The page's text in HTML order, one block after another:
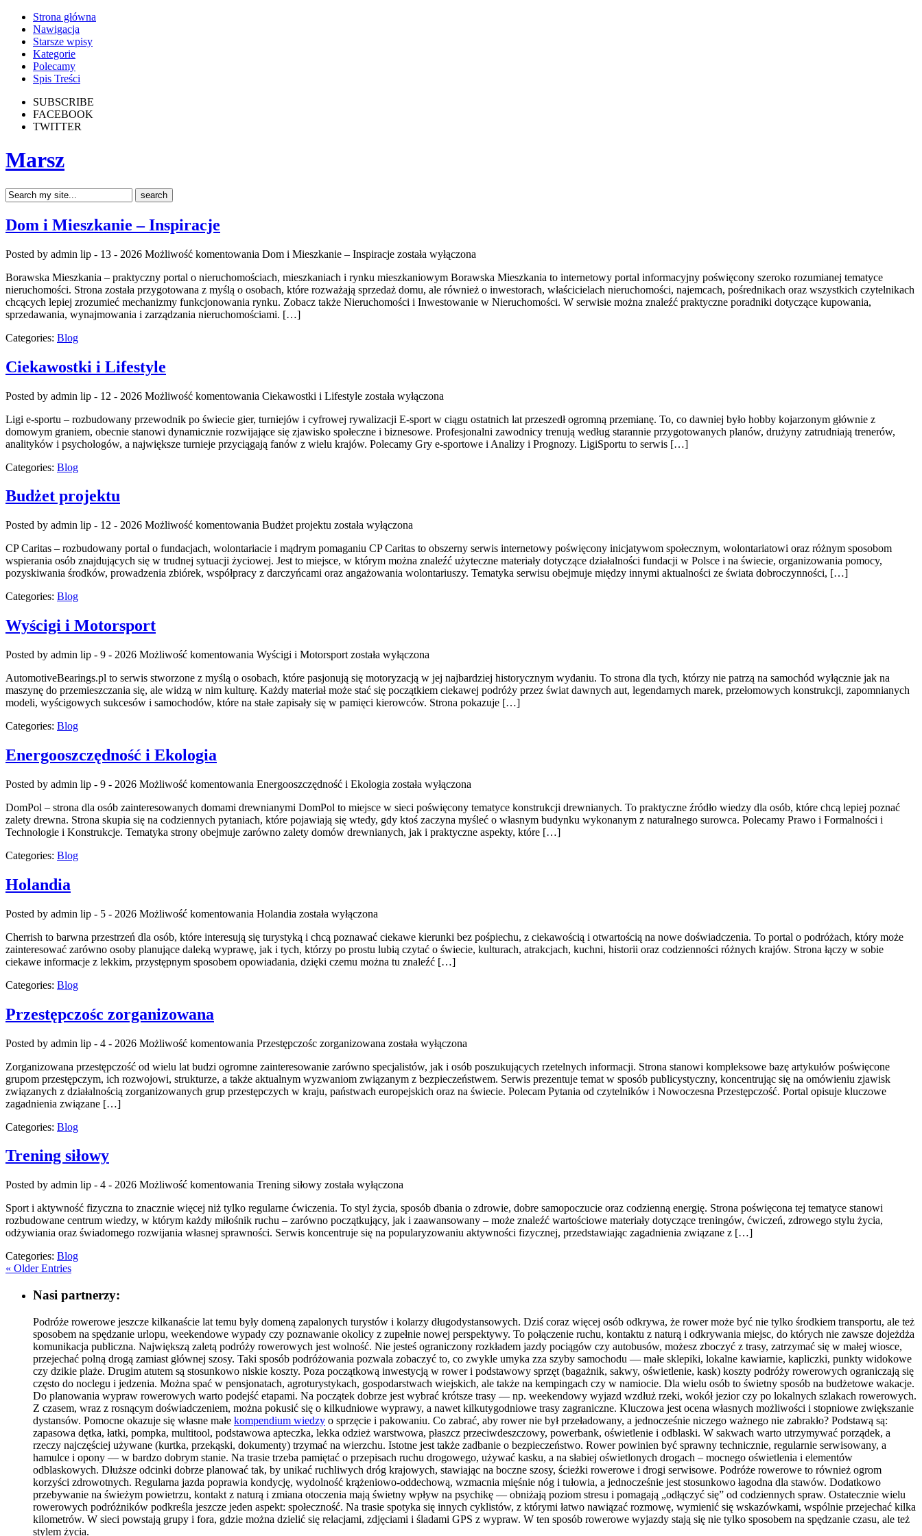
Strona główna
Nawigacja
Starsze wpisy
Kategorie
Polecamy
Spis Treści
SUBSCRIBE
FACEBOOK
TWITTER
Marsz
Dom i Mieszkanie – Inspiracje
Posted by admin lip - 13 - 2026 Możliwość komentowania Dom i Mieszkanie – Inspiracje została wyłączona
Borawska Mieszkania – praktyczny portal o nieruchomościach, mieszkaniach i rynku mieszkaniowym Borawska Mieszkania to internetowy portal informacyjny poświęcony szeroko rozumianej tematyce
nieruchomości. Strona została przygotowana z myślą o osobach, które rozważają sprzedaż domu, ale również o inwestorach, właścicielach nieruchomości, najemcach, pośrednikach oraz wszystkich czytelnikach
chcących lepiej zrozumieć mechanizmy funkcjonowania rynku. Zobacz także Nieruchomości i Inwestowanie w Nieruchomości. W serwisie można znaleźć praktyczne poradniki dotyczące kupowania,
sprzedawania, wynajmowania i zarządzania nieruchomościami. […]
Categories: Blog
Ciekawostki i Lifestyle
Posted by admin lip - 12 - 2026 Możliwość komentowania Ciekawostki i Lifestyle została wyłączona
Ligi e-sportu – rozbudowany przewodnik po świecie gier, turniejów i cyfrowej rywalizacji E-sport w ciągu ostatnich lat przeszedł ogromną przemianę. To, co dawniej było hobby kojarzonym głównie z
domowym graniem, obecnie stanowi dynamicznie rozwijające się zjawisko społeczne i biznesowe. Profesjonalni zawodnicy trenują według starannie przygotowanych planów, drużyny zatrudniają trenerów,
analityków i psychologów, a największe turnieje przyciągają fanów z wielu krajów. Polecamy Gry e-sportowe i Analizy i Prognozy. LigiSportu to serwis […]
Categories: Blog
Budżet projektu
Posted by admin lip - 12 - 2026 Możliwość komentowania Budżet projektu została wyłączona
CP Caritas – rozbudowany portal o fundacjach, wolontariacie i mądrym pomaganiu CP Caritas to obszerny serwis internetowy poświęcony inicjatywom społecznym, wolontariatowi oraz różnym sposobom
wspierania osób znajdujących się w trudnej sytuacji życiowej. Jest to miejsce, w którym można znaleźć użyteczne materiały dotyczące działalności fundacji w Polsce i na świecie, organizowania pomocy,
pozyskiwania środków, prowadzenia zbiórek, współpracy z darczyńcami oraz angażowania wolontariuszy. Tematyka serwisu obejmuje między innymi aktualności ze świata dobroczynności, […]
Categories: Blog
Wyścigi i Motorsport
Posted by admin lip - 9 - 2026 Możliwość komentowania Wyścigi i Motorsport została wyłączona
AutomotiveBearings.pl to serwis stworzone z myślą o osobach, które pasjonują się motoryzacją w jej najbardziej historycznym wydaniu. To strona dla tych, którzy nie patrzą na samochód wyłącznie jak na
maszynę do przemieszczania się, ale widzą w nim kulturę. Każdy materiał może stać się początkiem ciekawej podróży przez świat dawnych aut, legendarnych marek, przełomowych konstrukcji, zapomnianych
modeli, wyścigowych sukcesów i samochodów, które na stałe zapisały się w pamięci kierowców. Strona pokazuje […]
Categories: Blog
Energooszczędność i Ekologia
Posted by admin lip - 9 - 2026 Możliwość komentowania Energooszczędność i Ekologia została wyłączona
DomPol – strona dla osób zainteresowanych domami drewnianymi DomPol to miejsce w sieci poświęcony tematyce konstrukcji drewnianych. To praktyczne źródło wiedzy dla osób, które chcą lepiej poznać
zalety drewna. Strona skupia się na codziennych pytaniach, które pojawiają się wtedy, gdy ktoś zaczyna myśleć o własnym budynku wykonanym z naturalnego surowca. Polecamy Prawo i Formalności i
Technologie i Konstrukcje. Tematyka strony obejmuje zarówno zalety domów drewnianych, jak i praktyczne aspekty, które […]
Categories: Blog
Holandia
Posted by admin lip - 5 - 2026 Możliwość komentowania Holandia została wyłączona
Cherrish to barwna przestrzeń dla osób, które interesują się turystyką i chcą poznawać ciekawe kierunki bez pośpiechu, z ciekawością i otwartością na nowe doświadczenia. To portal o podróżach, który może
zainteresować zarówno osoby planujące daleką wyprawę, jak i tych, którzy po prostu lubią czytać o świecie, kulturach, atrakcjach, kuchni, historii oraz codzienności różnych krajów. Strona łączy w sobie
ciekawe informacje z lekkim, przystępnym sposobem opowiadania, dzięki czemu można tu znaleźć […]
Categories: Blog
Przestępczośc zorganizowana
Posted by admin lip - 4 - 2026 Możliwość komentowania Przestępczośc zorganizowana została wyłączona
Zorganizowana przestępczość od wielu lat budzi ogromne zainteresowanie zarówno specjalistów, jak i osób poszukujących rzetelnych informacji. Strona stanowi kompleksowe bazę artykułów poświęcone
grupom przestępczym, ich rozwojowi, strukturze, a także aktualnym wyzwaniom związanym z bezpieczeństwem. Serwis prezentuje temat w sposób publicystyczny, koncentrując się na omówieniu zjawisk
związanych z działalnością zorganizowanych grup przestępczych w kraju, państwach europejskich oraz na świecie. Polecam Pytania od czytelników i Nowoczesna Przestępczość. Portal opisuje kluczowe
zagadnienia związane […]
Categories: Blog
Trening siłowy
Posted by admin lip - 4 - 2026 Możliwość komentowania Trening siłowy została wyłączona
Sport i aktywność fizyczna to znacznie więcej niż tylko regularne ćwiczenia. To styl życia, sposób dbania o zdrowie, dobre samopoczucie oraz codzienną energię. Strona poświęcona tej tematyce stanowi
rozbudowane centrum wiedzy, w którym każdy miłośnik ruchu – zarówno początkujący, jak i zaawansowany – może znaleźć wartościowe materiały dotyczące treningów, ćwiczeń, zdrowego stylu życia,
odżywiania oraz świadomego rozwijania własnej sprawności. Serwis koncentruje się na popularyzowaniu aktywności fizycznej, przedstawiając zagadnienia związane z […]
Categories: Blog
« Older Entries
Nasi partnerzy:
Podróże rowerowe jeszcze kilkanaście lat temu były domeną zapalonych turystów i kolarzy długodystansowych. Dziś coraz więcej osób odkrywa, że rower może być nie tylko środkiem transportu, ale też
sposobem na spędzanie urlopu, weekendowe wypady czy poznawanie okolicy z zupełnie nowej perspektywy. To połączenie ruchu, kontaktu z naturą i odkrywania miejsc, do których nie zawsze dojeżdża
komunikacja publiczna. Największą zaletą podróży rowerowych jest wolność. Nie jesteś ograniczony rozkładem jazdy pociągów czy autobusów, możesz zboczyć z trasy, zatrzymać się w małej wiosce,
przejechać polną drogą zamiast głównej szosy. Taki sposób podróżowania pozwala zobaczyć to, co zwykle umyka zza szyby samochodu — małe sklepiki, lokalne kawiarnie, kapliczki, punkty widokowe
czy dzikie plaże. Drugim atutem są stosunkowo niskie koszty. Poza początkową inwestycją w rower i podstawowy sprzęt (bagażnik, sakwy, oświetlenie, kask) koszty podróży rowerowych ograniczają się
często do noclegu i jedzenia. Można spać w pensjonatach, agroturystykach, gospodarstwach wiejskich, ale także na kempingach czy w namiocie. Dla wielu osób to świetny sposób na budżetowe wakacje.
Do planowania wypraw rowerowych warto podejść etapami. Na początek dobrze jest wybrać krótsze trasy — np. weekendowy wyjazd wzdłuż rzeki, wokół jezior czy po lokalnych szlakach rowerowych.
Z czasem, wraz z rosnącym doświadczeniem, można pokusić się o kilkudniowe wyprawy, a nawet kilkutygodniowe trasy zagraniczne. Kluczowa jest ocena własnych możliwości i stopniowe zwiększanie
dystansów. Pomocne okazuje się własne małe kompendium wiedzy o sprzęcie i pakowaniu. Co zabrać, aby rower nie był przeładowany, a jednocześnie niczego ważnego nie zabrakło? Podstawą są:
zapasowa dętka, łatki, pompka, multitool, podstawowa apteczka, lekka odzież warstwowa, płaszcz przeciwdeszczowy, powerbank, oświetlenie i odblaski. W sakwach warto utrzymywać porządek, a
rzeczy najczęściej używane (kurtka, przekąski, dokumenty) trzymać na wierzchu. Istotne jest także zadbanie o bezpieczeństwo. Rower powinien być sprawny technicznie, regularnie serwisowany, a
hamulce i opony — w bardzo dobrym stanie. Na trasie trzeba pamiętać o przepisach ruchu drogowego, używać kasku, a na słabiej oświetlonych drogach – mocnego oświetlenia i elementów
odblaskowych. Dłuższe odcinki dobrze planować tak, by unikać ruchliwych dróg krajowych, stawiając na boczne szosy, ścieżki rowerowe i drogi serwisowe. Podróże rowerowe to również ogrom
korzyści zdrowotnych. Regularna jazda poprawia kondycję, wydolność krążeniowo-oddechową, wzmacnia mięśnie nóg i tułowia, a jednocześnie jest stosunkowo łagodna dla stawów. Dodatkowo
przebywanie na świeżym powietrzu, kontakt z naturą i zmiana otoczenia mają świetny wpływ na psychikę — obniżają poziom stresu i pomagają „odłączyć się” od codziennych spraw. Ostatecznie wielu
rowerowych podróżników podkreśla jeszcze jeden aspekt: społeczność. Na trasie spotyka się innych cyklistów, z którymi łatwo nawiązać rozmowę, wymienić się wskazówkami, wspólnie przejechać kilka
kilometrów. W sieci powstają grupy i fora, gdzie można dzielić się relacjami, zdjęciami i śladami GPS z wypraw. W ten sposób rowerowe wyjazdy stają się nie tylko sposobem na spędzanie czasu, ale też
stylem życia.